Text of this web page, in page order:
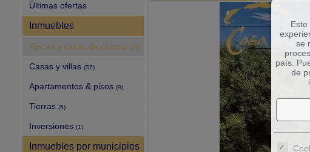
Últimas ofertas
Inmuebles
Fincas y casas de campo (28)
Casas y villas (37)
Apartamentos & pisos (9)
Tierras (5)
Inversiones (1)
Inmuebles por municipios
se
país.
de